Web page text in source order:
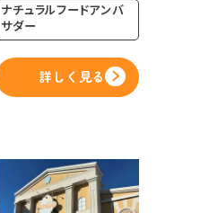
ナチュラルフードアンバ
サダー
詳しく見る